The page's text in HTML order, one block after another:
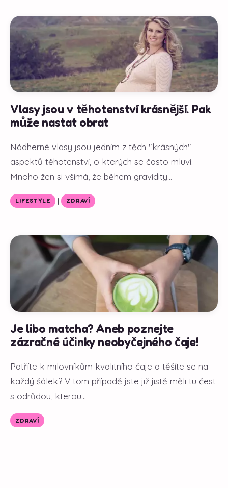
Vlasy jsou v těhotenství krásnější. Pak
může nastat obrat
Nádherné vlasy jsou jedním z těch "krásných"
aspektů těhotenství, o kterých se často mluví.
Mnoho žen si všímá, že během gravidity...
LIFESTYLE | ZDRAVÍ
Je libo matcha? Aneb poznejte
zázračné účinky neobyčejného čaje!
Patříte k milovníkům kvalitního čaje a těšíte se na
každý šálek? V tom případě jste již jistě měli tu čest
s odrůdou, kterou...
ZDRAVÍ